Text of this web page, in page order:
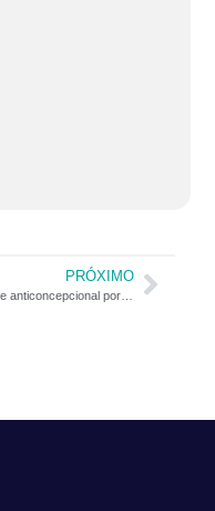
PRÓXIMO
Uso de anticoncepcional por mulheres pode favorecer depressão